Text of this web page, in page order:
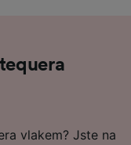
vlakem? Jste na